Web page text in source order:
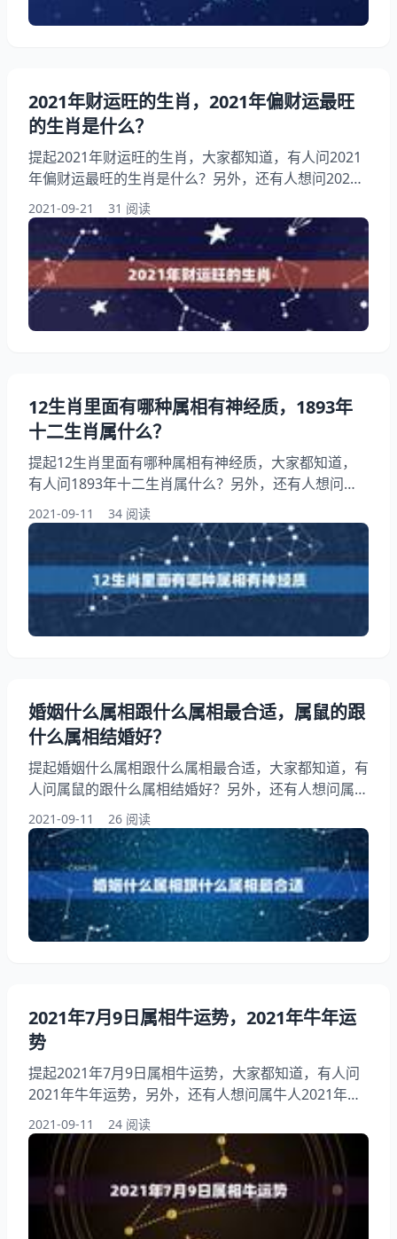
中遇到困难
2021年财运旺的生肖，2021年偏财运最旺
的生肖是什么？
提起2021年财运旺的生肖，大家都知道，有人问2021
年偏财运最旺的生肖是什么？另外，还有人想问2021
财运最好的生肖，你知道这是怎么回事？其实2021年
最旺的生肖，下面就一起来看看年偏财运最旺的生肖是
什么？希望能够帮助到大家！ 2021年财运旺的生肖
1、年财运旺的生肖:年偏财运最旺的生肖是什么？ 年
对属鼠人来说，偏财的运势带来很乐观，属鼠人今年都
是容易得到了一些意外的财富的
2021-09-21 31 阅读
12生肖里面有哪种属相有神经质，1893年
十二生肖属什么？
提起12生肖里面有哪种属相有神经质，大家都知道，
有人问1893年十二生肖属什么？另外，还有人想问十
二生肖都有什么动物？你知道这是怎么回事？其实胆小
怕事的生肖有哪些呢？下面就一起来看看年十二生肖属
什么？希望能够帮助到大家！ 12生肖里面有哪种属相
有神经质 1、12生肖里面有哪种属相有神经质:年十二
生肖属什么？ 2、12生肖里面有哪种属相有神经质:十
二生肖都有什么动物？ 3
2021-09-11 34 阅读
婚姻什么属相跟什么属相最合适，属鼠的跟
什么属相结婚好？
提起婚姻什么属相跟什么属相最合适，大家都知道，有
人问属鼠的跟什么属相结婚好？另外，还有人想问属猪
的和什么属相最配婚姻，你知道这是怎么回事？其实十
二生肖和什么属相最配，下面就一起来看看属鼠的跟什
么属相结婚好？希望能够帮助到大家！ 婚姻什么属相
跟什么属相最合适 1、婚姻什么属相跟什么属相最合
适:属鼠的跟什么属相结婚好？ 从生肖属相来讲，生肖
属鼠和生肖属狗的人最相配，因为“狗拿耗子”。从科学
的角度来讲
2021-09-11 26 阅读
2021年7月9日属相牛运势，2021年牛年运
势
提起2021年7月9日属相牛运势，大家都知道，有人问
2021年牛年运势，另外，还有人想问属牛人2021年全
年运势，你知道这是怎么回事？其实2021年属牛的全
年运势怎么样，下面就一起来看看年牛年运势，希望能
够帮助到大家！ 2021年7月9日属相牛运势 1、年7月9
日属相牛运势:年牛年运势 1、属牛人年运势吉运 年是
辛丑年，这一年对于生肖属牛的人来说是你的本命年
2021-09-11 24 阅读